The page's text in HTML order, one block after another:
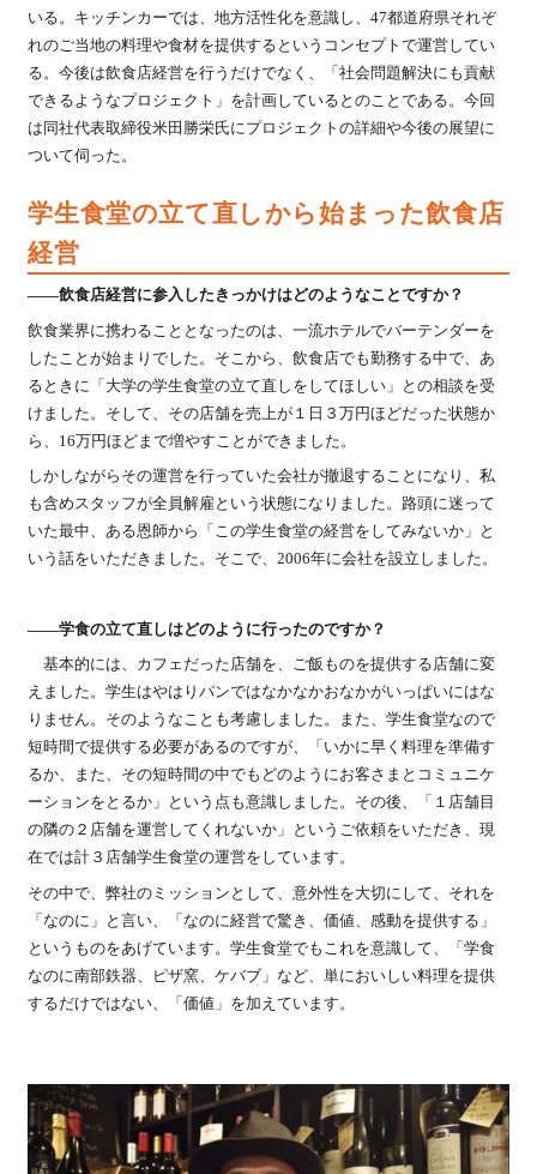
いる。キッチンカーでは、地方活性化を意識し、47都道府県それぞ
れのご当地の料理や食材を提供するというコンセプトで運営してい
る。今後は飲食店経営を行うだけでなく、「社会問題解決にも貢献
できるようなプロジェクト」を計画しているとのことである。今回
は同社代表取締役米田勝栄氏にプロジェクトの詳細や今後の展望に
ついて伺った。
学生食堂の立て直しから始まった飲食店
経営
――飲食店経営に参入したきっかけはどのようなことですか？
飲食業界に携わることとなったのは、一流ホテルでバーテンダーを
したことが始まりでした。そこから、飲食店でも勤務する中で、あ
るときに「大学の学生食堂の立て直しをしてほしい」との相談を受
けました。そして、その店舗を売上が１日３万円ほどだった状態か
ら、16万円ほどまで増やすことができました。
しかしながらその運営を行っていた会社が撤退することになり、私
も含めスタッフが全員解雇という状態になりました。路頭に迷って
いた最中、ある恩師から「この学生食堂の経営をしてみないか」と
いう話をいただきました。そこで、2006年に会社を設立しました。
――学食の立て直しはどのように行ったのですか？
基本的には、カフェだった店舗を、ご飯ものを提供する店舗に変
えました。学生はやはりパンではなかなかおなかがいっぱいにはな
りません。そのようなことも考慮しました。また、学生食堂なので
短時間で提供する必要があるのですが、「いかに早く料理を準備す
るか、また、その短時間の中でもどのようにお客さまとコミュニケ
ーションをとるか」という点も意識しました。その後、「１店舗目
の隣の２店舗を運営してくれないか」というご依頼をいただき、現
在では計３店舗学生食堂の運営をしています。
その中で、弊社のミッションとして、意外性を大切にして、それを
「なのに」と言い、「なのに経営で驚き、価値、感動を提供する」
というものをあげています。学生食堂でもこれを意識して、「学食
なのに南部鉄器、ピザ窯、ケバブ」など、単においしい料理を提供
するだけではない、「価値」を加えています。